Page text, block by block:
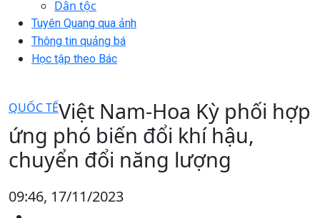
Dân tộc
Tuyên Quang qua ảnh
Thông tin quảng bá
Học tập theo Bác
QUỐC TẾViệt Nam-Hoa Kỳ phối hợp
ứng phó biến đổi khí hậu,
chuyển đổi năng lượng
09:46, 17/11/2023